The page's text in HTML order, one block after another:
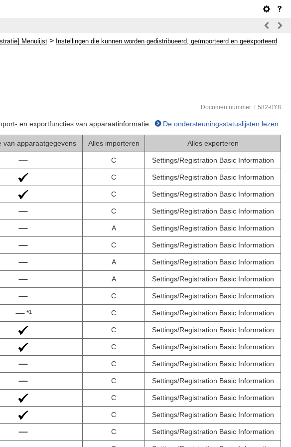
Menulijst > Instellingen die kunnen worden gedistribueerd, geïmporteerd en geëxporteerd
Documentnummer: F582-0Y8
en exportfuncties van apparaatinformatie. De ondersteuningsstatuslijsten lezen
van apparaatgegevens Alles importeren Alles exporteren
C Settings/Registration Basic Information
C Settings/Registration Basic Information
C Settings/Registration Basic Information
C Settings/Registration Basic Information
A Settings/Registration Basic Information
C Settings/Registration Basic Information
A Settings/Registration Basic Information
A Settings/Registration Basic Information
C Settings/Registration Basic Information
*1 C Settings/Registration Basic Information
C Settings/Registration Basic Information
C Settings/Registration Basic Information
C Settings/Registration Basic Information
C Settings/Registration Basic Information
C Settings/Registration Basic Information
C Settings/Registration Basic Information
C Settings/Registration Basic Information